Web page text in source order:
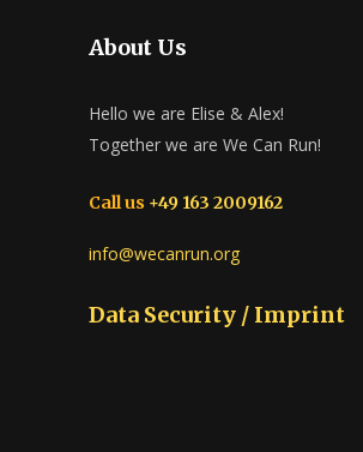
About Us
Hello we are Elise & Alex!
Together we are We Can Run!
Call us +49 163 2009162
info@wecanrun.org
Data Security / Imprint